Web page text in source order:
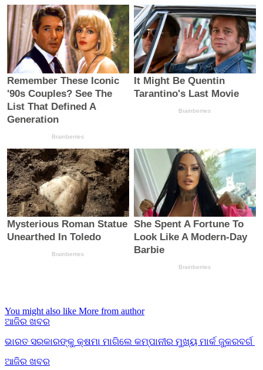
You might also like More from author
ଆଜିର ଖବର
ଭାରତ ସରକାରଙ୍କୁ କ୍ଷମା ମାଗିଲେ କମ୍ପାନୀର ମୁଖ୍ୟ ମାର୍କ ଜୁକରବର୍ଗ
ଆଜିର ଖବର